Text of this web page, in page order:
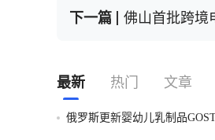
下一篇 佛山首批跨境
最新 热门 文章
俄罗斯更新婴幼儿乳制品